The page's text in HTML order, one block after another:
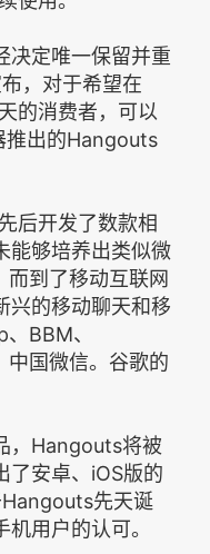
决定唯一保留并重
，对于希望在
的消费者，可以
推出的Hangouts
后开发了数款相
能够培养出类似微
到了移动互联网
兴的移动聊天和移
BBM、
国微信。谷歌的
，Hangouts将被
了安卓、iOS版的
先天诞
用户的认可。